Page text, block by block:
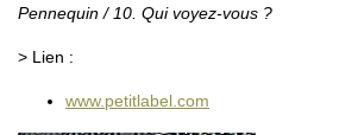
Pennequin / 10. Qui voyez-vous ?
> Lien :
www.petitlabel.com